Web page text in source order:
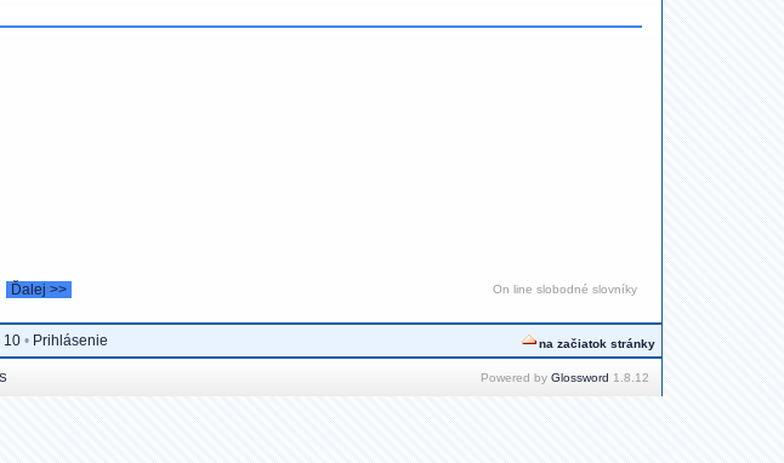
Ďalej >> On line slobodné slovníky
10 • Prihlásenie na začiatok stránky
Powered by Glossword 1.8.12